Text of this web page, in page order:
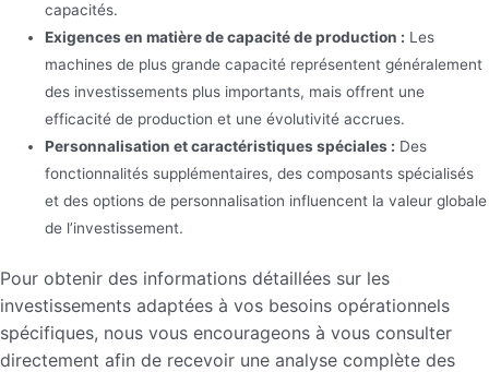
capacités.
Exigences en matière de capacité de production : Les
machines de plus grande capacité représentent généralement
des investissements plus importants, mais offrent une
efficacité de production et une évolutivité accrues.
Personnalisation et caractéristiques spéciales : Des
fonctionnalités supplémentaires, des composants spécialisés
et des options de personnalisation influencent la valeur globale
de l’investissement.
Pour obtenir des informations détaillées sur les
investissements adaptées à vos besoins opérationnels
spécifiques, nous vous encourageons à vous consulter
directement afin de recevoir une analyse complète des